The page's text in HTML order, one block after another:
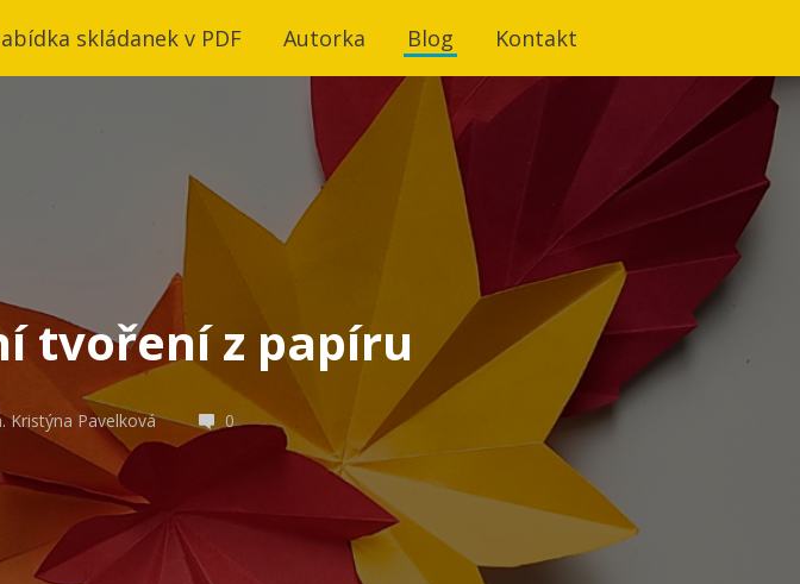
skládanek v PDF Autorka Blog Kontakt
tvoření z papíru
Kristýna Pavelková 0